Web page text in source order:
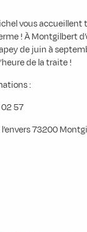
vous accueillent
! À Montgilbert
de juin à
de la traite !
:
57
73200